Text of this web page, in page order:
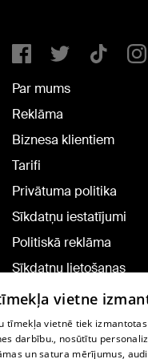
Par mums
Reklāma
Biznesa klientiem
Tarifi
Privātuma politika
Sīkdatņu iestatījumi
Politiskā reklāma
Sīkdatņu lietošanas
noteikumi
Komentāru
vietne
tīmekļa vietnē tiek
darbību., nosūtītu
un satura mērījumus,